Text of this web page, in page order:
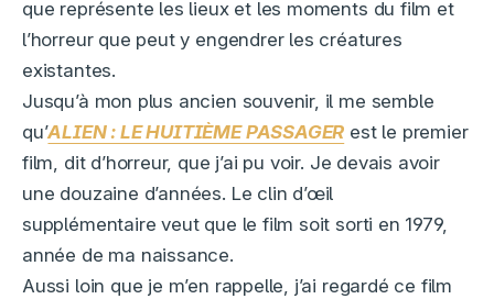
que représente les lieux et les moments du film et
l’horreur que peut y engendrer les créatures
existantes.
Jusqu’à mon plus ancien souvenir, il me semble
qu’ALIEN : LE HUITIÈME PASSAGER est le premier
film, dit d’horreur, que j’ai pu voir. Je devais avoir
une douzaine d’années. Le clin d’œil
supplémentaire veut que le film soit sorti en 1979,
année de ma naissance.
Aussi loin que je m’en rappelle, j’ai regardé ce film